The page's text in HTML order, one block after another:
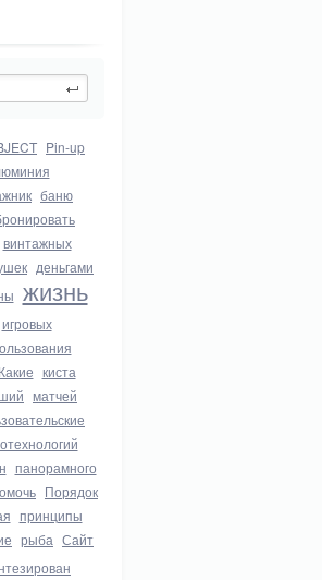
Pin-up
баню
винтажных
деньгами
жизнь
игровых
Какие киста
матчей
панорамного
Порядок
принципы
рыба Сайт